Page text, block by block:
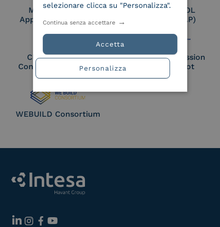
Membro Adobe
Approved Trust List
Certified PEPPOL
Access Point (AP)
Cloud Signature
Consortium Member
European Commission
Large Scale Pilot
Member
WEBUILD Consortium
selezionare clicca su "Personalizza".
Accetta
Continua senza accettare
Personalizza